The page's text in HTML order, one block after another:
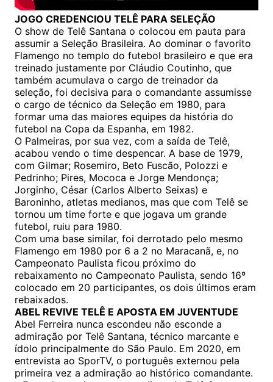
JOGO CREDENCIOU TELÊ PARA SELEÇÃO
O show de Telê Santana o colocou em pauta para
assumir a Seleção Brasileira. Ao dominar o favorito
Flamengo no templo do futebol brasileiro e que era
treinado justamente por Cláudio Coutinho, que
também acumulava o cargo de treinador da
seleção, foi decisiva para o comandante assumisse
o cargo de técnico da Seleção em 1980, para
formar uma das maiores equipes da história do
futebol na Copa da Espanha, em 1982.
O Palmeiras, por sua vez, com a saída de Telê,
acabou vendo o time despencar. A base de 1979,
com Gilmar; Rosemiro, Beto Fuscão, Polozzi e
Pedrinho; Pires, Mococa e Jorge Mendonça;
Jorginho, César (Carlos Alberto Seixas) e
Baroninho, atletas medianos, mas que com Telê se
tornou um time forte e que jogava um grande
futebol, ruiu para 1980.
Com uma base similar, foi derrotado pelo mesmo
Flamengo em 1980 por 6 a 2 no Maracanã, e, no
Campeonato Paulista ficou próximo do
rebaixamento no Campeonato Paulista, sendo 16º
colocado em 20 participantes, os dois últimos eram
rebaixados.
ABEL REVIVE TELÊ E APOSTA EM JUVENTUDE
Abel Ferreira nunca escondeu não esconde a
admiração por Telê Santana, técnico marcante e
ídolo principalmente do São Paulo. Em 2020, em
entrevista ao SporTV, o português externou pela
primeira vez a admiração ao histórico comandante.